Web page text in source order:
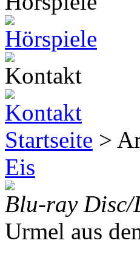
Startseite >
Eis
Blu-ray Disc/
Urmel aus